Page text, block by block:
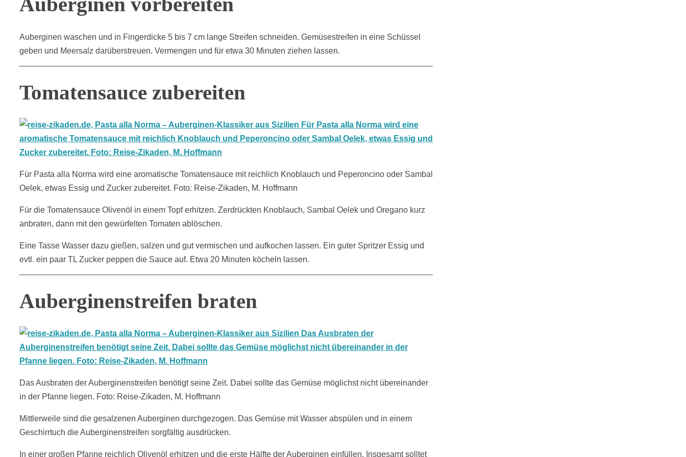
Auberginen waschen und in Fingerdicke 5 bis 7 cm lange Streifen schneiden. Gemüsestreifen in eine Schüssel
geben und Meersalz darüberstreuen. Vermengen und für etwa 30 Minuten ziehen lassen.
Tomatensauce zubereiten
Für Pasta alla Norma wird eine aromatische Tomatensauce mit reichlich Knoblauch und Peperoncino oder Sambal
Oelek, etwas Essig und Zucker zubereitet. Foto: Reise-Zikaden, M. Hoffmann
Für die Tomatensauce Olivenöl in einem Topf erhitzen. Zerdrückten Knoblauch, Sambal Oelek und Oregano kurz
anbraten, dann mit den gewürfelten Tomaten ablöschen.
Eine Tasse Wasser dazu gießen, salzen und gut vermischen und aufkochen lassen. Ein guter Spritzer Essig und
evtl. ein paar TL Zucker peppen die Sauce auf. Etwa 20 Minuten köcheln lassen.
Auberginenstreifen braten
Das Ausbraten der Auberginenstreifen benötigt seine Zeit. Dabei sollte das Gemüse möglichst nicht übereinander
in der Pfanne liegen. Foto: Reise-Zikaden, M. Hoffmann
Mittlerweile sind die gesalzenen Auberginen durchgezogen. Das Gemüse mit Wasser abspülen und in einem
Geschirrtuch die Auberginenstreifen sorgfältig ausdrücken.
In einer großen Pfanne reichlich Olivenöl erhitzen und die erste Hälfte der Auberginen einfüllen. Insgesamt solltet